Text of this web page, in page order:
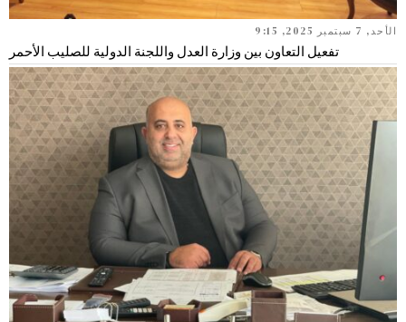
الأحد, 7 سبتمبر 2025, 9:15
تفعيل التعاون بين وزارة العدل واللجنة الدولية للصليب الأحمر